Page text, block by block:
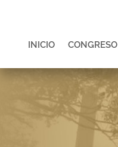
INICIO CONGRESO